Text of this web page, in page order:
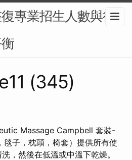
專業招生人數與行
(345)
Massage Campbell 套裝-
子，枕頭，椅套）提供所有使
，然後在低溫或中溫下乾燥。